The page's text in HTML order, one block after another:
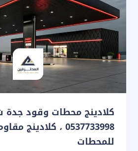
كلادينج محطات وقود جدة
0537733998 ،
للمحطات